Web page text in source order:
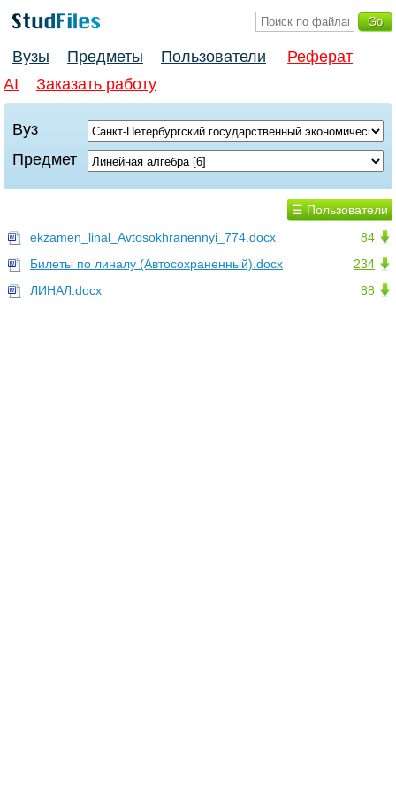
Вузы Предметы Пользователи
Реферат
AI
Заказать работу
Вуз
Предмет
☰ Пользователи
84
ekzamen_linal_Avtosokhranennyi_774.docx
234
Билеты по линалу (Автосохраненный).docx
88
ЛИНАЛ.docx